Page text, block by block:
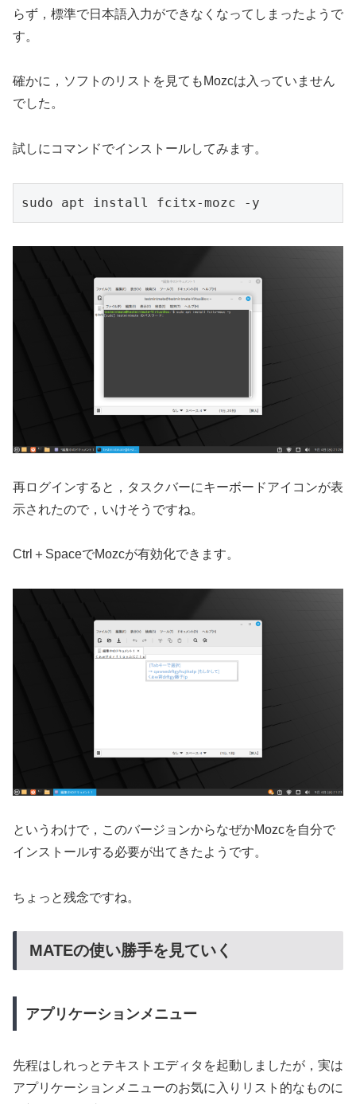
らず，標準で日本語入力ができなくなってしまったようで
す。
確かに，ソフトのリストを見てもMozcは入っていません
でした。
試しにコマンドでインストールしてみます。
sudo apt install fcitx-mozc -y
再ログインすると，タスクバーにキーボードアイコンが表
示されたので，いけそうですね。
Ctrl＋SpaceでMozcが有効化できます。
というわけで，このバージョンからなぜかMozcを自分で
インストールする必要が出てきたようです。
ちょっと残念ですね。
MATEの使い勝手を見ていく
アプリケーションメニュー
先程はしれっとテキストエディタを起動しましたが，実は
アプリケーションメニューのお気に入りリスト的なものに